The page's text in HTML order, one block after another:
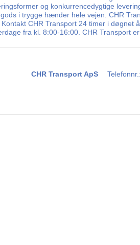
og konkurrencedygtige
i trygge hænder hele vejen. CHR
CHR Transport 24 timer i
fra kl. 8:00-16:00. CHR Transport
CHR Transport ApS Telefonnr. :